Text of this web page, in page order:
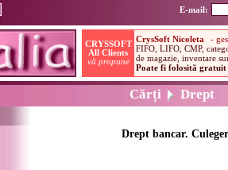
E-mail:
Cărți Drept
Drept bancar.